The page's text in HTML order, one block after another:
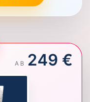
AB 249 €